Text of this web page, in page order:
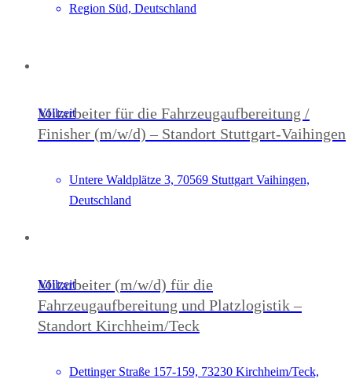
Region Süd, Deutschland
Mitarbeiter für die Fahrzeugaufbereitung /
Finisher (m/w/d) – Standort Stuttgart-Vaihingen
Untere Waldplätze 3, 70569 Stuttgart Vaihingen,
Deutschland
Vollzeit
Mitarbeiter (m/w/d) für die
Fahrzeugaufbereitung und Platzlogistik –
Standort Kirchheim/Teck
Dettinger Straße 157-159, 73230 Kirchheim/Teck,
Vollzeit